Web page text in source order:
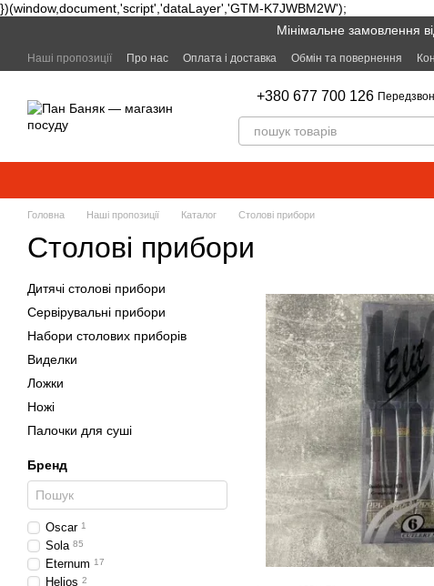
})(window,document,'script','dataLayer','GTM-K7JWBM2W');
Мінімальне замовлення
Наші пропозиції Про нас Оплата і доставка Обмін та повернення
+380 677 700 126
Головна Наші пропозиції Каталог Столові прибори
Столові прибори
Дитячі столові прибори
Сервірувальні прибори
Набори столових приборів
Виделки
Ложки
Ножі
Палочки для суші
Бренд
Oscar 1
Sola 85
Eternum 17
Helios 2